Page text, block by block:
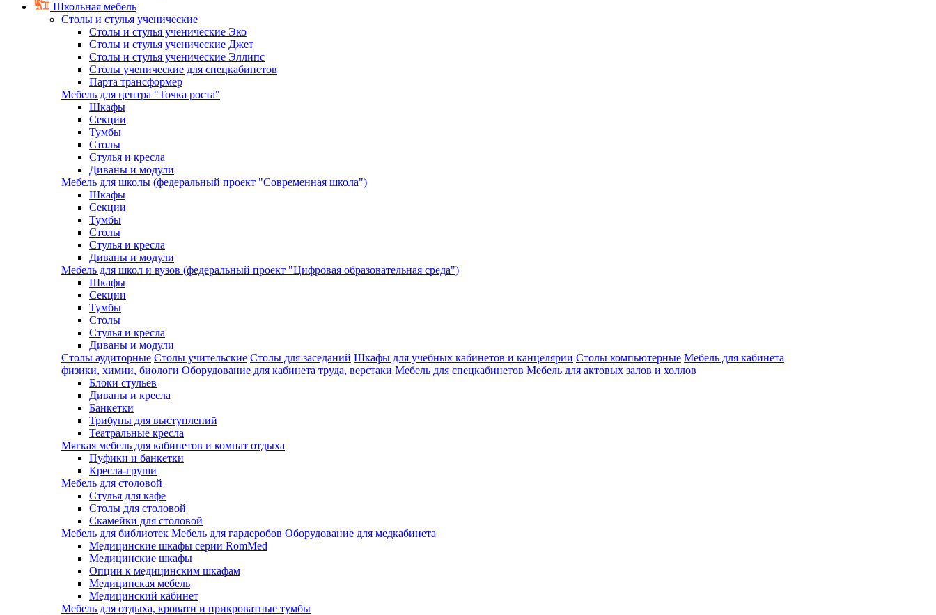
Школьная мебель
Столы и стулья ученические
Столы и стулья ученические Эко
Столы и стулья ученические Джет
Столы и стулья ученические Эллипс
Столы ученические для спецкабинетов
Парта трансформер
Мебель для центра "Точка роста"
Шкафы
Секции
Тумбы
Столы
Стулья и кресла
Диваны и модули
Мебель для школы (федеральный проект "Современная школа")
Шкафы
Секции
Тумбы
Столы
Стулья и кресла
Диваны и модули
Мебель для школ и вузов (федеральный проект "Цифровая образовательная среда")
Шкафы
Секции
Тумбы
Столы
Стулья и кресла
Диваны и модули
Столы аудиторные Столы учительские Столы для заседаний Шкафы для учебных кабинетов и канцелярии Столы компьютерные Мебель для кабинета
физики, химии, биологи Оборудование для кабинета труда, верстаки Мебель для спецкабинетов Мебель для актовых залов и холлов
Блоки стульев
Диваны и кресла
Банкетки
Трибуны для выступлений
Театральные кресла
Мягкая мебель для кабинетов и комнат отдыха
Пуфики и банкетки
Кресла-груши
Мебель для столовой
Cтулья для кафе
Cтолы для столовой
Скамейки для столовой
Мебель для библиотек Мебель для гардеробов Оборудование для медкабинета
Медицинские шкафы серии RomMed
Медицинские шкафы
Опции к медицинским шкафам
Медицинская мебель
Медицинский кабинет
Мебель для отдыха, кровати и прикроватные тумбы